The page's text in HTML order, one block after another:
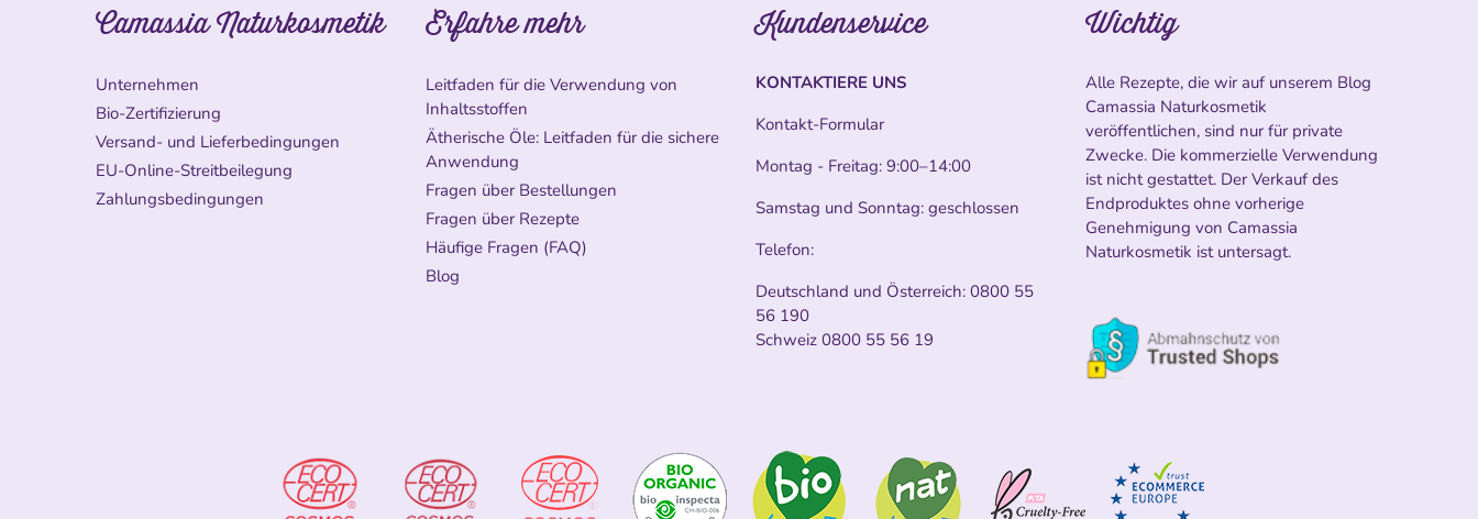
Camassia Naturkosmetik
Unternehmen
Bio-Zertifizierung
Versand- und Lieferbedingungen
EU-Online-Streitbeilegung
Zahlungsbedingungen
Erfahre mehr
Leitfaden für die Verwendung von
Inhaltsstoffen
Ätherische Öle: Leitfaden für die sichere
Anwendung
Fragen über Bestellungen
Fragen über Rezepte
Häufige Fragen (FAQ)
Blog
Kundenservice
KONTAKTIERE UNS
Kontakt-Formular
Montag - Freitag: 9:00–14:00
Samstag und Sonntag: geschlossen
Telefon:
Deutschland und Österreich: 0800 55
56 190
Schweiz 0800 55 56 19
Wichtig
Alle Rezepte, die wir auf unserem Blog
Camassia Naturkosmetik
veröffentlichen, sind nur für private
Zwecke. Die kommerzielle Verwendung
ist nicht gestattet. Der Verkauf des
Endproduktes ohne vorherige
Genehmigung von Camassia
Naturkosmetik ist untersagt.